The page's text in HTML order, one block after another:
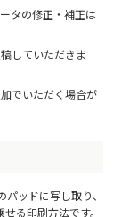
タの修正・補正は
していただきま
でいただく場合が
ッドに写し取り、
る印刷方法です。